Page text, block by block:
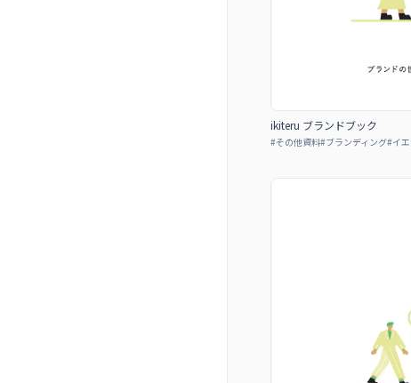
ikiteru ブランドブック
#その他資料#ブランディング#イ